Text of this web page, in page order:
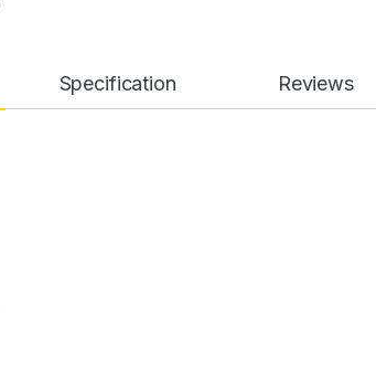
Specification Reviews